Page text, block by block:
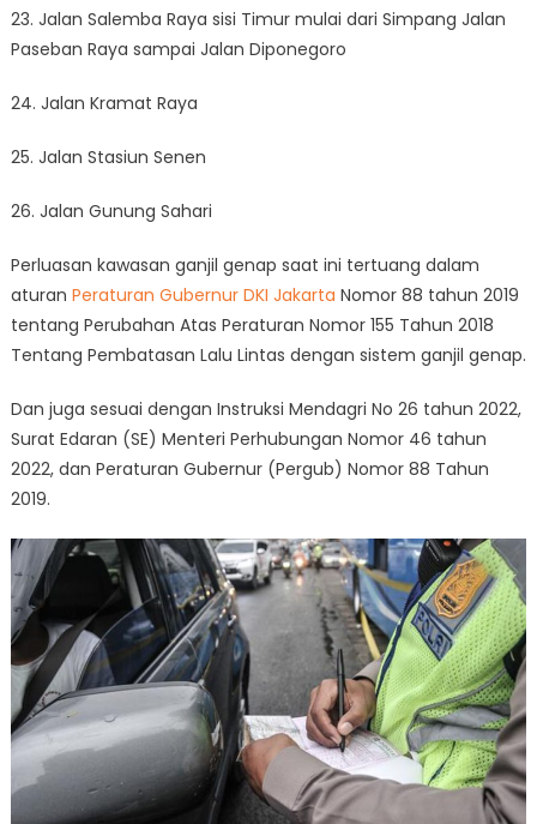
23. Jalan Salemba Raya sisi Timur mulai dari Simpang Jalan
Paseban Raya sampai Jalan Diponegoro
24. Jalan Kramat Raya
25. Jalan Stasiun Senen
26. Jalan Gunung Sahari
Perluasan kawasan ganjil genap saat ini tertuang dalam
aturan Peraturan Gubernur DKI Jakarta Nomor 88 tahun 2019
tentang Perubahan Atas Peraturan Nomor 155 Tahun 2018
Tentang Pembatasan Lalu Lintas dengan sistem ganjil genap.
Dan juga sesuai dengan Instruksi Mendagri No 26 tahun 2022,
Surat Edaran (SE) Menteri Perhubungan Nomor 46 tahun
2022, dan Peraturan Gubernur (Pergub) Nomor 88 Tahun
2019.